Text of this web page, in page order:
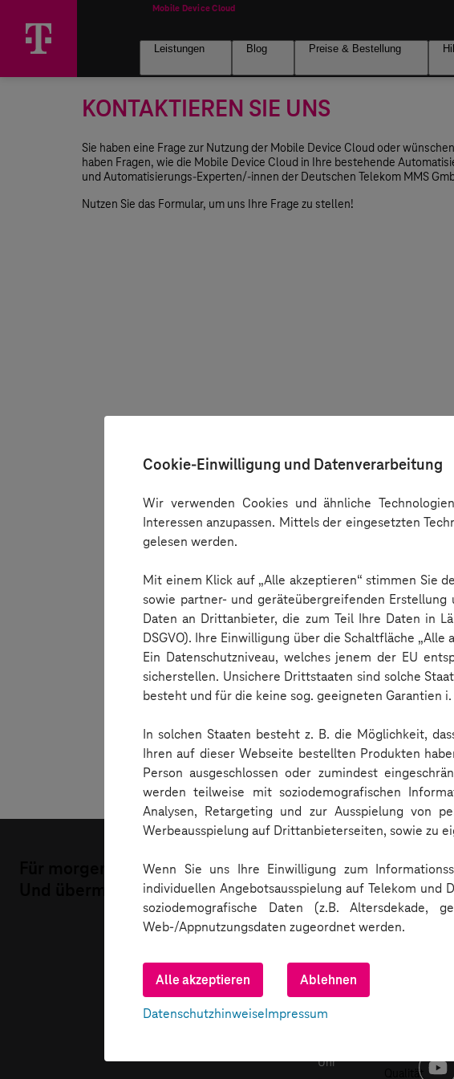
Leistungen Blog Preise & Bestellung
KONTAKTIEREN SIE UNS
Sie haben eine Frage zur Nutzung der Mobile Device Cloud oder
haben Fragen, wie die Mobile Device Cloud in Ihre bestehende
und Automatisierungs-Experten/-innen der Deutschen Telekom MMS
Nutzen Sie das Formular, um uns Ihre Frage zu stellen!
Betreff*
Den Datenschutzhinweis habe ich zur
Und übermorgen.
+49 351 2820 - 2373
Fr.
Uhr
Corporate
Site
Qualität
Cookie-Einwilligung und Datenverarbeitung
Wir verwenden Cookies und ähnliche
Interessen anzupassen. Mittels der eingesetzten
gelesen werden.
Mit einem Klick auf „Alle akzeptieren“ stimmen Sie
sowie partner- und geräteübergreifenden
Daten an Drittanbieter, die zum Teil Ihre Daten in
DSGVO). Ihre Einwilligung über die Schaltfläche
Ein Datenschutzniveau, welches jenem der EU
sicherstellen. Unsichere Drittstaaten sind solche
besteht und für die keine sog. geeigneten Garantien i.
In solchen Staaten besteht z. B. die Möglichkeit,
Ihren auf dieser Webseite bestellten Produkten
Person ausgeschlossen oder zumindest
werden teilweise mit soziodemografischen
Analysen, Retargeting und zur Ausspielung von
Werbeausspielung auf Drittanbieterseiten, sowie zu
Wenn Sie uns Ihre Einwilligung zum
individuellen Angebotsausspielung auf Telekom
soziodemografische Daten (z.B.
Web-/Appnutzungsdaten zugeordnet werden.
Weitere Informationen, auch zur
finden Sie in den Einstellungen sowie in unseren
Alle akzeptieren Ablehnen
DatenschutzhinweiseImpressum